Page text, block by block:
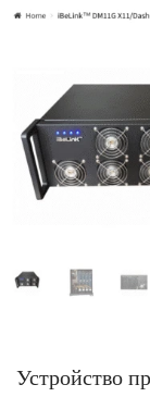
Устройство